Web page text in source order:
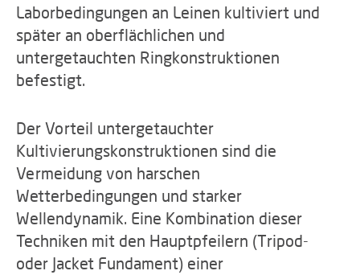
Laborbedingungen an Leinen kultiviert und
später an oberflächlichen und
untergetauchten Ringkonstruktionen
befestigt.
Der Vorteil untergetauchter
Kultivierungskonstruktionen sind die
Vermeidung von harschen
Wetterbedingungen und starker
Wellendynamik. Eine Kombination dieser
Techniken mit den Hauptpfeilern (Tripod-
oder Jacket Fundament) einer